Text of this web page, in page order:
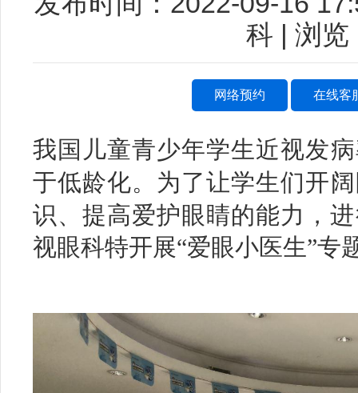
科 | 浏览
网络预约 在线客
我国 儿童青少年学生近视发
于低龄化。 为了让学生们开
识、提高爱护眼睛的能力，
视眼科特开展“爱眼小医生”专